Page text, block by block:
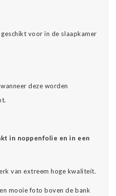
voor in de slaapkamer
deze worden
in noppenfolie en in een
van extreem hoge kwaliteit.
mooie foto boven de bank